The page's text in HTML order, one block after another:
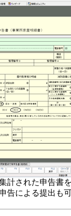
計された申告書
告による提出も可